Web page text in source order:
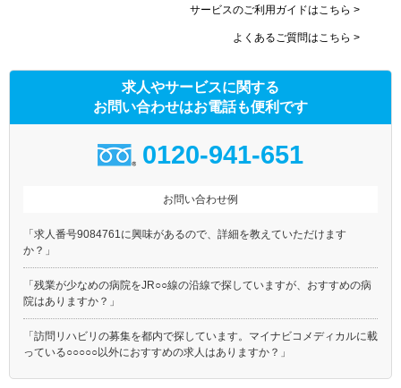
サービスのご利用ガイドはこちら >
よくあるご質問はこちら >
求人やサービスに関する
お問い合わせはお電話も便利です
0120-941-651
お問い合わせ例
「求人番号9084761に興味があるので、詳細を教えていただけます
か？」
「残業が少なめの病院をJR○○線の沿線で探していますが、おすすめの病
院はありますか？」
「訪問リハビリの募集を都内で探しています。マイナビコメディカルに載
っている○○○○○以外におすすめの求人はありますか？」